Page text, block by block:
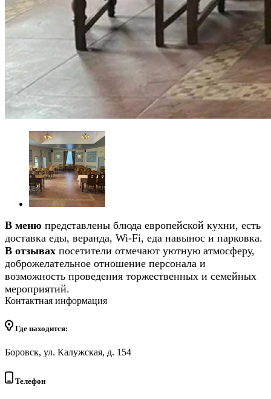
В меню представлены блюда европейской кухни, есть
доставка еды, веранда, Wi-Fi, еда навынос и парковка.
В отзывах посетители отмечают уютную атмосферу,
доброжелательное отношение персонала и
возможность проведения торжественных и семейных
мероприятий.
Контактная информация
Где находится:
Боровск, ул. Калужская, д. 154
Телефон